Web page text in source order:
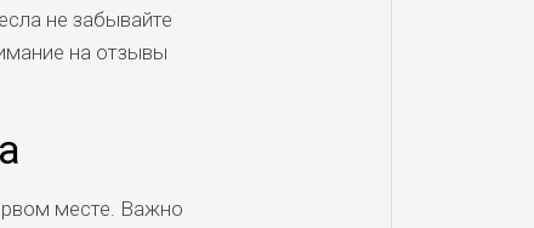
не забывайте
на отзывы
месте. Важно